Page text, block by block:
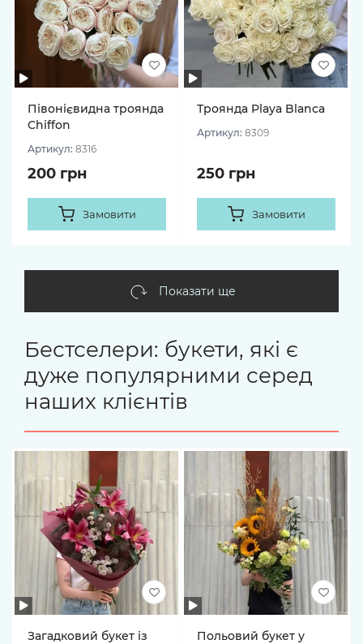
Півонієвидна троянда
Chiffon
Артикул: 8316
200 грн
Замовити
Троянда Playa Blanca
Артикул: 8309
250 грн
Замовити
Показати ще
Бестселери: букети, які є
дуже популярними серед
наших клієнтів
Загадковий букет із
Польовий букет у